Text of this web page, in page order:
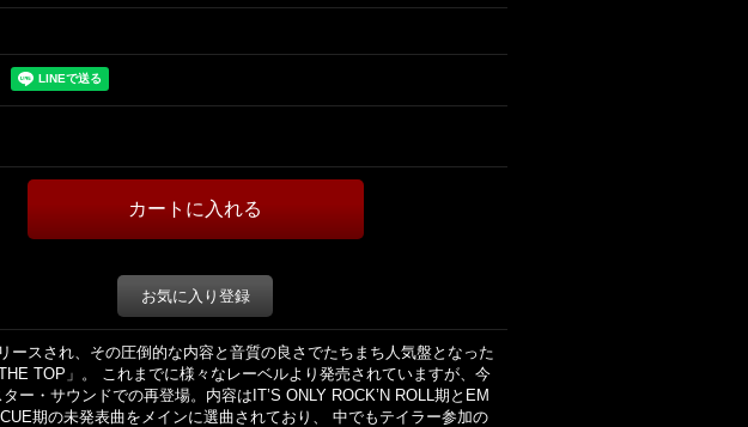
お気に入り登録
ースされ、その圧倒的な内容と音質の良さでたちまち人気盤となった
THE TOP」。 これまでに様々なレーベルより発売されていますが、今
ー・サウンドでの再登場。内容はIT’S ONLY ROCK’N ROLL期とEM
期の未発表曲をメインに選曲されており、 中でもテイラー参加の